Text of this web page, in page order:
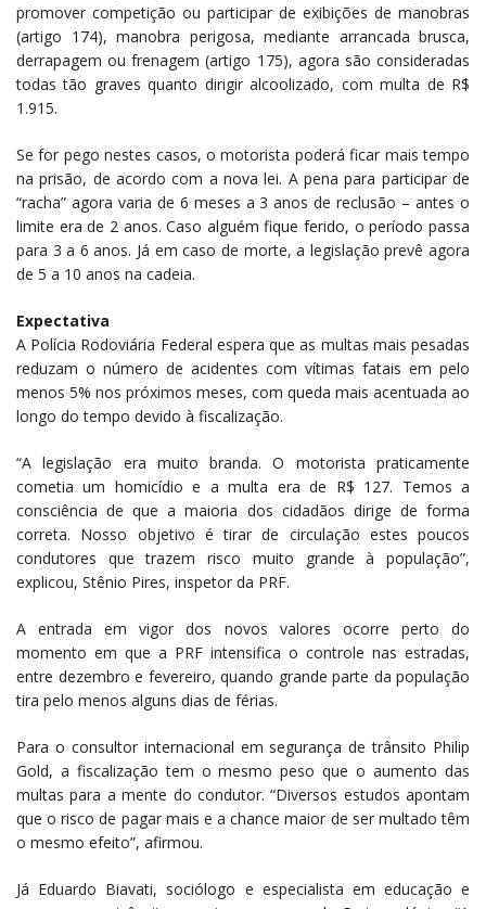
promover competição ou participar de exibições de manobras
(artigo 174), manobra perigosa, mediante arrancada brusca,
derrapagem ou frenagem (artigo 175), agora são consideradas
todas tão graves quanto dirigir alcoolizado, com multa de R$
1.915.
Se for pego nestes casos, o motorista poderá ficar mais tempo
na prisão, de acordo com a nova lei. A pena para participar de
“racha” agora varia de 6 meses a 3 anos de reclusão – antes o
limite era de 2 anos. Caso alguém fique ferido, o período passa
para 3 a 6 anos. Já em caso de morte, a legislação prevê agora
de 5 a 10 anos na cadeia.
Expectativa
A Polícia Rodoviária Federal espera que as multas mais pesadas
reduzam o número de acidentes com vítimas fatais em pelo
menos 5% nos próximos meses, com queda mais acentuada ao
longo do tempo devido à fiscalização.
“A legislação era muito branda. O motorista praticamente
cometia um homicídio e a multa era de R$ 127. Temos a
consciência de que a maioria dos cidadãos dirige de forma
correta. Nosso objetivo é tirar de circulação estes poucos
condutores que trazem risco muito grande à população”,
explicou, Stênio Pires, inspetor da PRF.
A entrada em vigor dos novos valores ocorre perto do
momento em que a PRF intensifica o controle nas estradas,
entre dezembro e fevereiro, quando grande parte da população
tira pelo menos alguns dias de férias.
Para o consultor internacional em segurança de trânsito Philip
Gold, a fiscalização tem o mesmo peso que o aumento das
multas para a mente do condutor. “Diversos estudos apontam
que o risco de pagar mais e a chance maior de ser multado têm
o mesmo efeito”, afirmou.
Já Eduardo Biavati, sociólogo e especialista em educação e